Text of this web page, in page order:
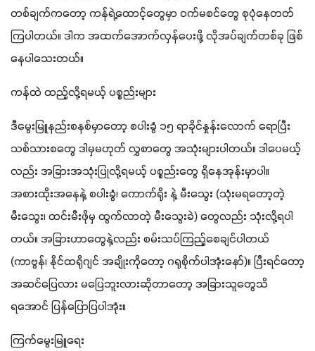
တစ်ချက်ကတော့ ကန်ရဲ့ထောင့်တွေမှာ ဝက်မစင်တွေ စုပုံနေတတ်
ကြပါတယ်။ ဒါက အထက်အောက်လှန်ပေးဖို့ လိုအပ်ချက်တစ်ခု ဖြစ်
နေပါသေးတယ်။
ကန်ထဲ ထည့်လို့ရမယ့် ပစ္စည်းများ
ဒီမွေးမြူနည်းစနစ်မှာတော့ စပါးခွံ ၁၅ ရာခိုင်နှုန်းလောက် ရောပြီး
သစ်သားစတွေ ဒါမှမဟုတ် လွှစာတွေ အသုံးများပါတယ်။ ဒါပေမယ့်
လည်း အခြားအသုံးပြုလို့ရမယ့် ပစ္စည်းတွေ ရှိနေအုန်းမှာပါ။
အစားထိုးအနေနဲ့ စပါးခွံ၊ ကောက်ရိုး နဲ့ မီးသွေး (သုံးမရတော့တဲ့
မီးသွေး၊ ထင်းမီးဖိုမှ ထွက်လာတဲ့ မီးသွေးခဲ) တွေလည်း သုံးလို့ရပါ
တယ်။ အခြားဟာတွေနဲ့လည်း စမ်းသပ်ကြည့်စေချင်ပါတယ်
(ကာဗွန်၊ နိုင်ထရိုဂျင် အချိုးကိုတော့ ဂရုစိုက်ပါအုံးနော်)။ ပြီးရင်တော့
အဆင်ပြေလား မပြေဘူးလားဆိုတာတော့ အခြားသူတွေသိ
ရအောင် ပြန်ပြောပြပါအုံး။
ကြက်မွေးမြူရေး